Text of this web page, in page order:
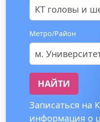
КТ головы и
Метро/Район
м.
НАЙТИ
Записаться на
информация о